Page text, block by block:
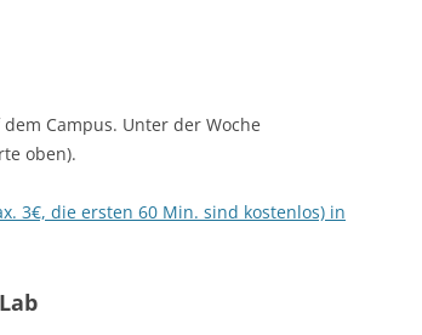
Campus. Unter der Woche
oben).
3€, die ersten 60 Min. sind kostenlos) in